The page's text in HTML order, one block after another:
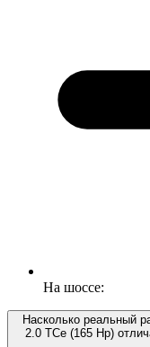
На шоссе:
Насколько реальный
2.0 TCe (165 Hp)